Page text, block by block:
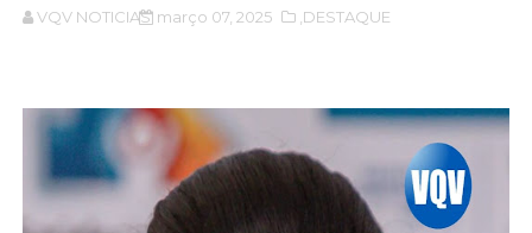
VQV NOTICIAS março 07, 2025 ,DESTAQUE